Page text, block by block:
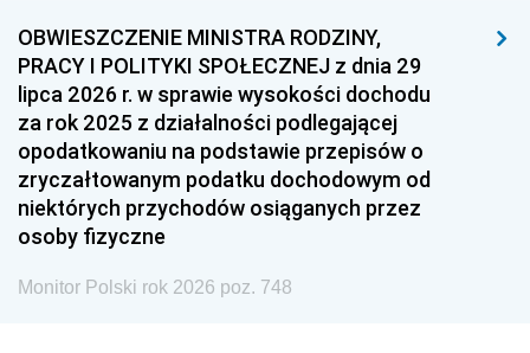
OBWIESZCZENIE MINISTRA RODZINY,
PRACY I POLITYKI SPOŁECZNEJ z dnia 29
lipca 2026 r. w sprawie wysokości dochodu
za rok 2025 z działalności podlegającej
opodatkowaniu na podstawie przepisów o
zryczałtowanym podatku dochodowym od
niektórych przychodów osiąganych przez
osoby fizyczne
Monitor Polski rok 2026 poz. 748